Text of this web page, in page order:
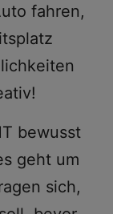
fahren,
bewusst
geht um
sich,